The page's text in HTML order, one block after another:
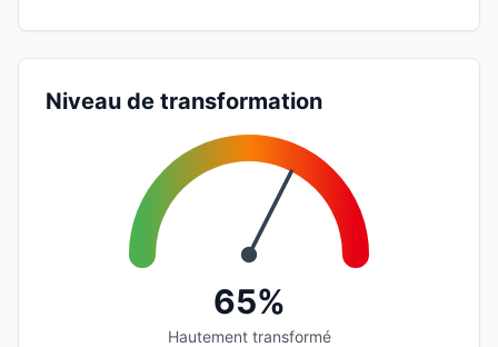
Niveau de transformation
65%
Hautement transformé